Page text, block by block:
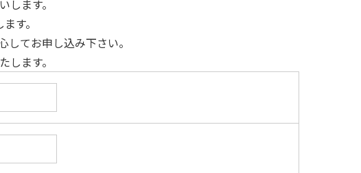
ます。
す。
てお申し込み下さい。
ます。